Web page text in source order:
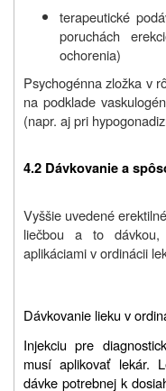
terapeutické
poruchách
ochorenia)
Psychogénna zložka v
na podklade
(napr. aj pri
4.2 Dávkovanie a
Vyššie uvedené
liečbou a to dávkou,
aplikáciami v ordinácii
Dávkovanie lieku v
Injekciu pre
musí aplikovať lekár.
dávke potrebnej k